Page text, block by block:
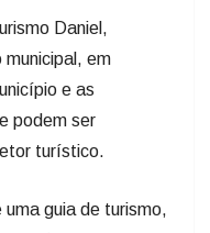
Daniel,
em
e as
podem ser
turístico.
uma guia de turismo,